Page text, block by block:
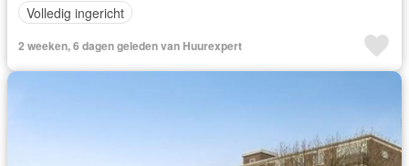
Volledig ingericht
2 weeken, 6 dagen geleden van Huurexpert